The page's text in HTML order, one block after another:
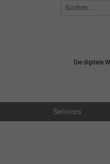
Die digitale
Services